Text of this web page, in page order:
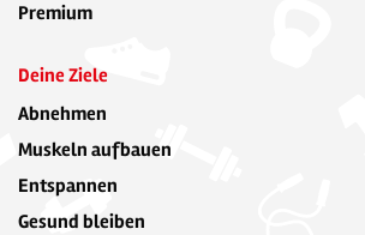
Premium
Deine Ziele
Abnehmen
Muskeln aufbauen
Entspannen
Gesund bleiben